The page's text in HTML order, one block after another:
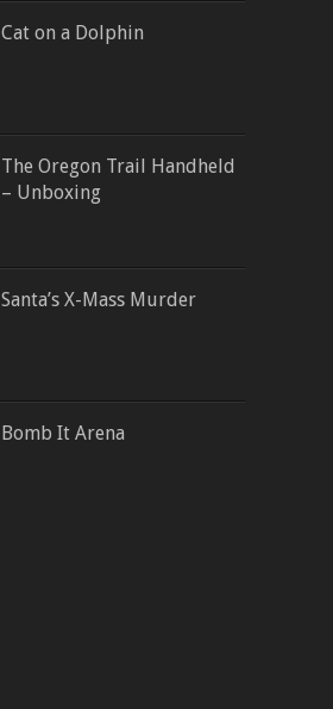
Cat on a Dolphin
The Oregon Trail Handheld
– Unboxing
Santa’s X-Mass Murder
Bomb It Arena